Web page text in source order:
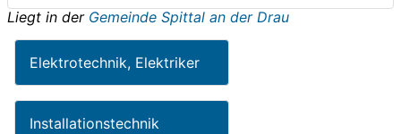
Liegt in der Gemeinde Spittal an der Drau
Elektrotechnik, Elektriker
Installationstechnik